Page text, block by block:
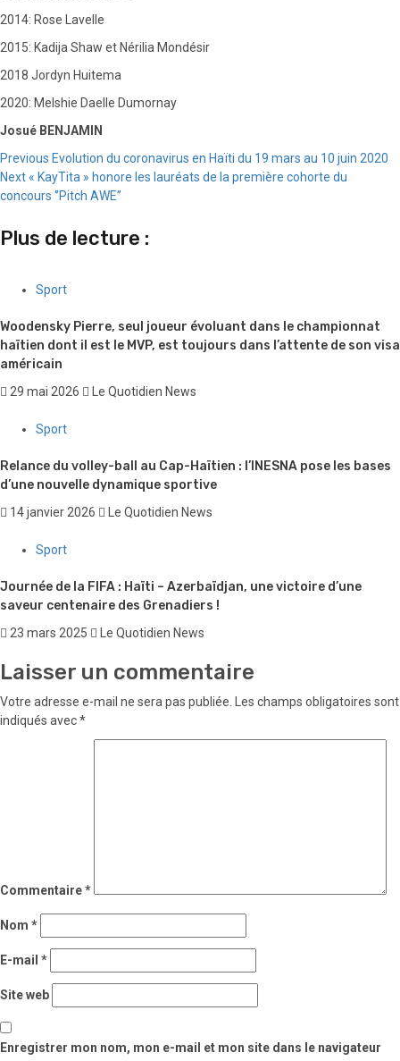
2014: Rose Lavelle
2015: Kadija Shaw et Nérilia Mondésir
2018 Jordyn Huitema
2020: Melshie Daelle Dumornay
Josué BENJAMIN
Continue
Reading
Previous Evolution du coronavirus en Haïti du 19 mars au 10 juin 2020
Next« KayTita » honore les lauréats de la première cohorte du
concours ‘’Pitch AWE’’
Plus de lecture :
Sport
Woodensky Pierre, seul joueur évoluant dans le championnat
haïtien dont il est le MVP, est toujours dans l’attente de son visa
américain
29 mai 2026 Le Quotidien News
Sport
Relance du volley-ball au Cap-Haïtien : l’INESNA pose les bases
d’une nouvelle dynamique sportive
14 janvier 2026 Le Quotidien News
Sport
Journée de la FIFA : Haïti – Azerbaïdjan, une victoire d’une
saveur centenaire des Grenadiers !
23 mars 2025 Le Quotidien News
Laisser un commentaire
Votre adresse e-mail ne sera pas publiée.
Les champs obligatoires sont
indiqués avec*
Commentaire*
Nom *
E-mail *
Site web
Enregistrer mon nom, mon e-mail et mon site dans le navigateur